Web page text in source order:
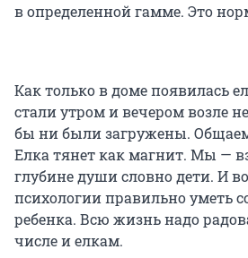
в определенной гамме. Это
Как только в доме появилась
стали утром и вечером возле
бы ни были загружены.
Елка тянет как магнит. Мы —
глубине души словно дети. И
психологии правильно уметь
ребенка. Всю жизнь надо
числе и елкам.